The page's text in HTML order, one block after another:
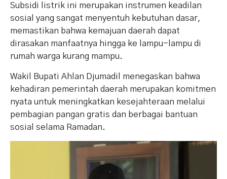
Subsidi listrik ini merupakan instrumen keadilan
sosial yang sangat menyentuh kebutuhan dasar,
memastikan bahwa kemajuan daerah dapat
dirasakan manfaatnya hingga ke lampu-lampu di
rumah warga kurang mampu.
Wakil Bupati Ahlan Djumadil menegaskan bahwa
kehadiran pemerintah daerah merupakan komitmen
nyata untuk meningkatkan kesejahteraan melalui
pembagian pangan gratis dan berbagai bantuan
sosial selama Ramadan.